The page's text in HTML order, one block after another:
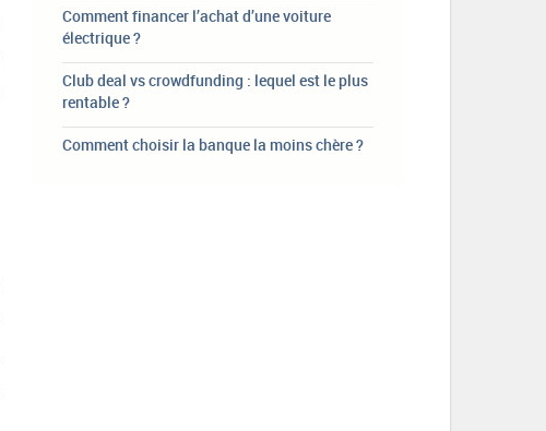
Comment financer l’achat d’une voiture
électrique ?
Club deal vs crowdfunding : lequel est le plus
rentable ?
Comment choisir la banque la moins chère ?